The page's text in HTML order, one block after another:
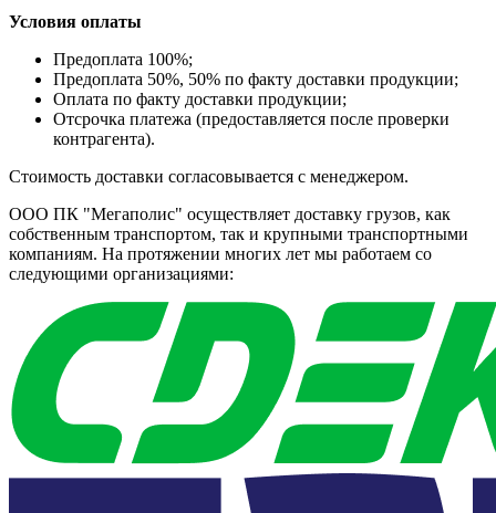
Условия оплаты
Предоплата 100%;
Предоплата 50%, 50% по факту доставки продукции;
Оплата по факту доставки продукции;
Отсрочка платежа (предоставляется после проверки
контрагента).
Стоимость доставки согласовывается с менеджером.
ООО ПК "Мегаполис" осуществляет доставку грузов, как
собственным транспортом, так и крупными транспортными
компаниям. На протяжении многих лет мы работаем со
следующими организациями: